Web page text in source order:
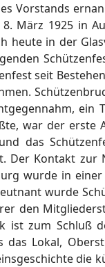
Vorstands
März 1925 in
heute in der
seit
ein
war der
das
Der Kontakt zur
wurde in
wurde
den
ist zum Schluß
das Lokal,
die